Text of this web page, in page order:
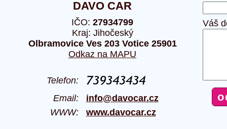
DAVO CAR
IČO: 27934799
Kraj: Jihočeský
Olbramovice Ves 203 Votice 25901
Odkaz na MAPU
Telefon:
Email: info@davocar.cz
WWW: www.davocar.cz
Váš